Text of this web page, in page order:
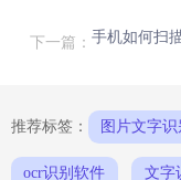
下一篇： 手机如何扫
推荐标签： 图片文字识
ocr识别软件 文字